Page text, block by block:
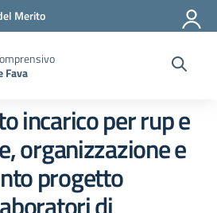
Merito
Fava
incarico per rup e
organizzazione e
progetto